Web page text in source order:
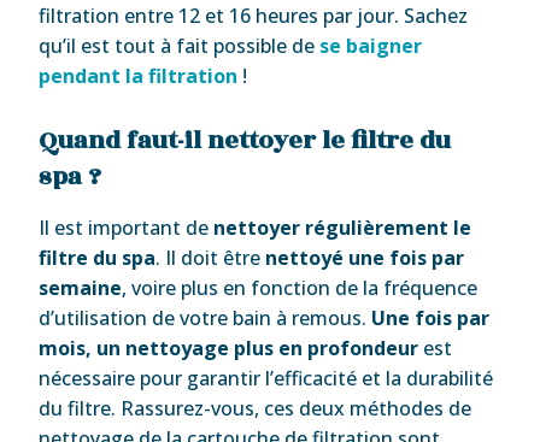
filtration entre 12 et 16 heures par jour. Sachez
qu’il est tout à fait possible de se baigner
pendant la filtration !
Quand faut-il nettoyer le filtre du
spa ?
Il est important de nettoyer régulièrement le
filtre du spa. Il doit être nettoyé une fois par
semaine, voire plus en fonction de la fréquence
d’utilisation de votre bain à remous. Une fois par
mois, un nettoyage plus en profondeur est
nécessaire pour garantir l’efficacité et la durabilité
du filtre. Rassurez-vous, ces deux méthodes de